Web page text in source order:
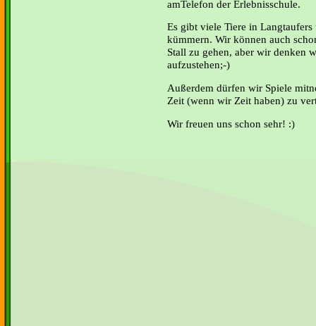
amTelefon der Erlebnisschule.
Es gibt viele Tiere in
kümmern. Wir können auch
Stall zu gehen, aber wir denken
aufzustehen;-)
Außerdem dürfen wir Spiele
Zeit (wenn wir Zeit haben) zu
Wir freuen uns schon sehr! :)